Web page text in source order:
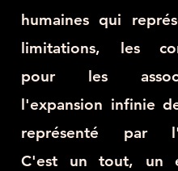
humaines qui
limitations, les
pour les
l'expansion infinie
représenté par
C'est un tout, un